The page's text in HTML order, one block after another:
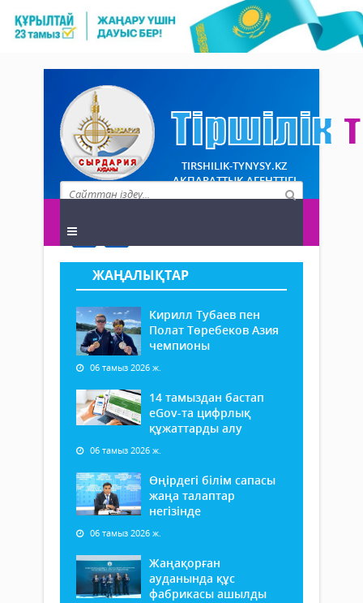
TIRSHILIK-TYNYSY.KZ
АҚПАРАТТЫҚ АГЕНТТІГІ
ЖАҢАЛЫҚТАР
Кирилл Тубаев пен
Полат Төребеков Азия
чемпионы
06 тамыз 2026 ж.
14 тамыздан бастап
еGov-та цифрлық
құжаттарды алу
06 тамыз 2026 ж.
Өңірдегі білім сапасы
жаңа талаптар
негізінде
06 тамыз 2026 ж.
Жаңақорған
ауданында құс
фабрикасы ашылды